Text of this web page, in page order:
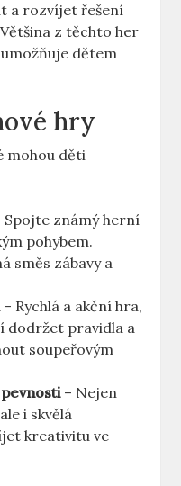
a rozvíjet řešení
z těchto her
dětem
hry
mohou děti
známý herní
pohybem.
směs zábavy a
– Rychlá a akční hra,
dodržet pravidla a
soupeřovým
– Nejen
i skvělá
kreativitu ve